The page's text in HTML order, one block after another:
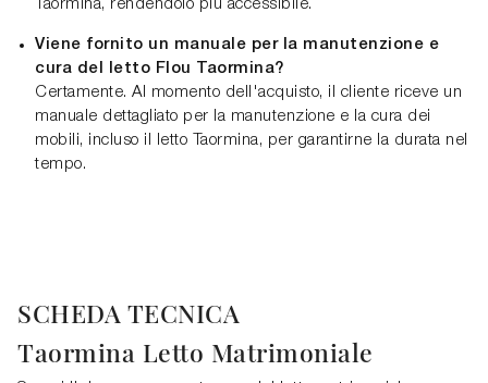
Taormina, rendendolo più accessibile.
Viene fornito un manuale per la manutenzione e
cura del letto Flou Taormina?
Certamente. Al momento dell'acquisto, il cliente riceve un
manuale dettagliato per la manutenzione e la cura dei
mobili, incluso il letto Taormina, per garantirne la durata nel
tempo.
SCHEDA TECNICA
Taormina Letto Matrimoniale